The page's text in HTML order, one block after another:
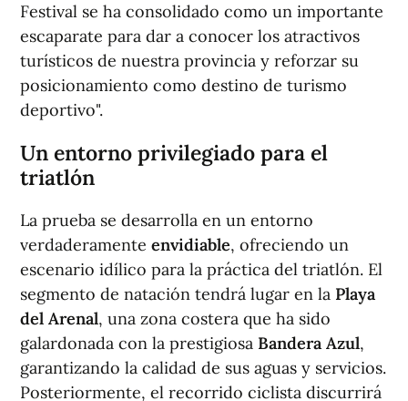
Festival se ha consolidado como un importante
escaparate para dar a conocer los atractivos
turísticos de nuestra provincia y reforzar su
posicionamiento como destino de turismo
deportivo".
Un entorno privilegiado para el
triatlón
La prueba se desarrolla en un entorno
verdaderamente envidiable, ofreciendo un
escenario idílico para la práctica del triatlón. El
segmento de natación tendrá lugar en la Playa
del Arenal, una zona costera que ha sido
galardonada con la prestigiosa Bandera Azul,
garantizando la calidad de sus aguas y servicios.
Posteriormente, el recorrido ciclista discurrirá